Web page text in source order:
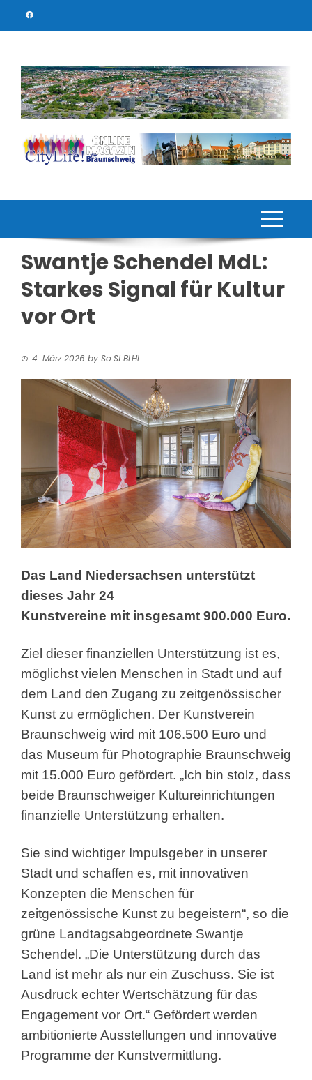
Swantje Schendel MdL:
Starkes Signal für Kultur
vor Ort
4. März 2026 by So.St.BLHI
Das Land Niedersachsen unterstützt
dieses Jahr 24
Kunstvereine mit insgesamt 900.000 Euro.
Ziel dieser finanziellen Unterstützung ist es,
möglichst vielen Menschen in Stadt und auf
dem Land den Zugang zu zeitgenössischer
Kunst zu ermöglichen. Der Kunstverein
Braunschweig wird mit 106.500 Euro und
das Museum für Photographie Braunschweig
mit 15.000 Euro gefördert. „Ich bin stolz, dass
beide Braunschweiger Kultureinrichtungen
finanzielle Unterstützung erhalten.
Sie sind wichtiger Impulsgeber in unserer
Stadt und schaffen es, mit innovativen
Konzepten die Menschen für
zeitgenössische Kunst zu begeistern“, so die
grüne Landtagsabgeordnete Swantje
Schendel. „Die Unterstützung durch das
Land ist mehr als nur ein Zuschuss. Sie ist
Ausdruck echter Wertschätzung für das
Engagement vor Ort.“ Gefördert werden
ambitionierte Ausstellungen und innovative
Programme der Kunstvermittlung.